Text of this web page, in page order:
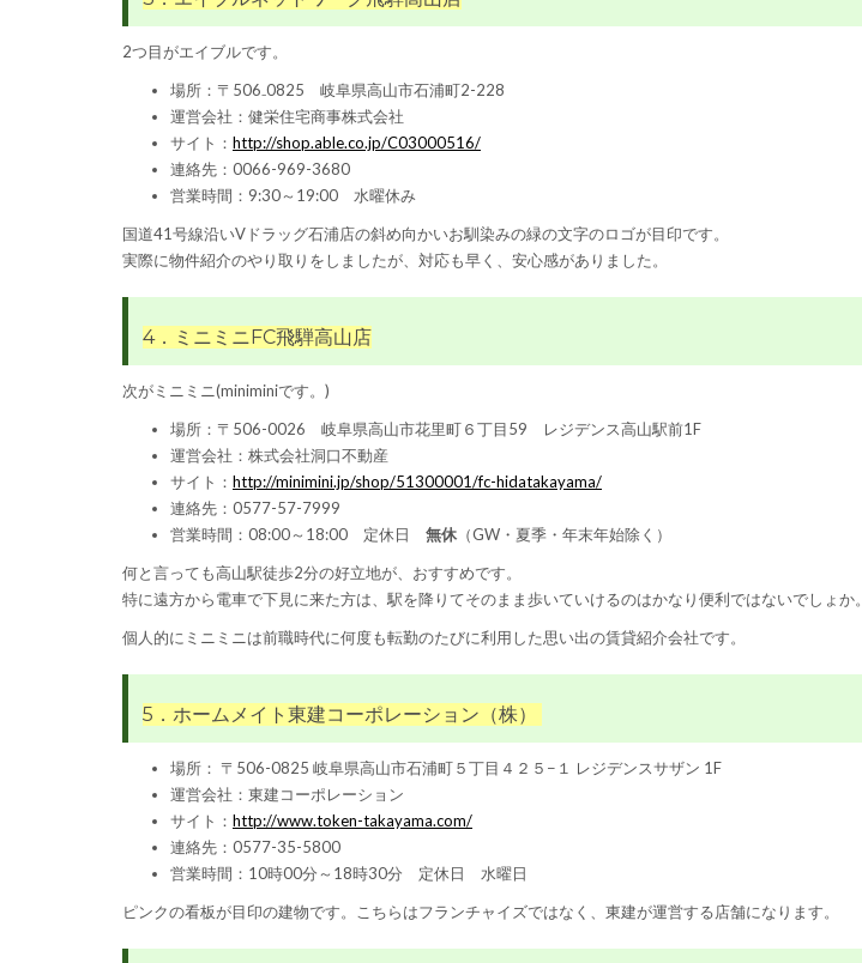
2つ目がエイブルです。
場所：〒506₋0825 岐阜県高山市石浦町2-228
運営会社：健栄住宅商事株式会社
サイト： http://shop.able.co.jp/C03000516/
連絡先： 0066-969-3680
営業時間：9:30～19:00 水曜休み
国道41号線沿いVドラッグ石浦店の斜め向かいお馴染みの緑の文字のロゴが目印です。
実際に物件紹介のやり取りをしましたが、対応も早く、安心感がありました。
4．ミニミニFC飛騨高山店
次がミニミニ(miniminiです。)
場所：〒506-0026 岐阜県高山市花里町６丁目59 レジデンス高山駅前1F
運営会社：株式会社洞口不動産
サイト： http://minimini.jp/shop/51300001/fc-hidatakayama/
連絡先：0577-57-7999
営業時間：08:00～18:00 定休日 無休 （GW・夏季・年末年始除く）
何と言っても高山駅徒歩2分の好立地が、おすすめです。
特に遠方から電車で下見に来た方は、駅を降りてそのまま歩いていけるのはかなり便利ではないでしょか。
個人的にミニミニは前職時代に何度も転勤のたびに利用した思い出の賃貸紹介会社です。
5．ホームメイト東建コーポレーション（株）
場所： 〒506-0825 岐阜県高山市石浦町５丁目４２５−１ レジデンスサザン 1F
運営会社：東建コーポレーション
サイト： http://www.token-takayama.com/
連絡先：0577-35-5800
営業時間：10時00分～18時30分 定休日 水曜日
ピンクの看板が目印の建物です。こちらはフランチャイズではなく、東建が運営する店舗になります。